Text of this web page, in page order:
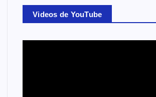
Videos de YouTube